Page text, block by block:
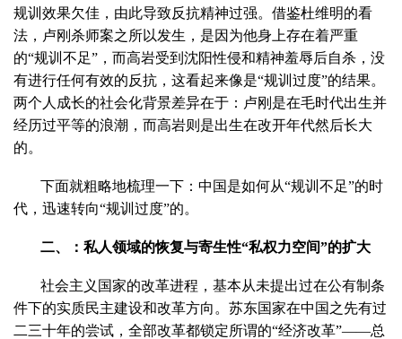
规训效果欠佳，由此导致反抗精神过强。借鉴杜维明的看
法，卢刚杀师案之所以发生，是因为他身上存在着严重
的“规训不足”，而高岩受到沈阳性侵和精神羞辱后自杀，没
有进行任何有效的反抗，这看起来像是“规训过度”的结果。
两个人成长的社会化背景差异在于：卢刚是在毛时代出生并
经历过平等的浪潮，而高岩则是出生在改开年代然后长大
的。
下面就粗略地梳理一下：中国是如何从“规训不足”的时
代，迅速转向“规训过度”的。
二、：私人领域的恢复与寄生性“私权力空间”的扩大
社会主义国家的改革进程，基本从未提出过在公有制条
件下的实质民主建设和改革方向。苏东国家在中国之先有过
二三十年的尝试，全部改革都锁定所谓的“经济改革”——总